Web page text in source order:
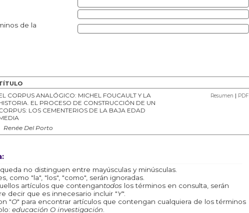
de la
CORPUS ANALÓGICO: MICHEL FOUCAULT Y LA
EL PROCESO DE CONSTRUCCIÓN DE UN
LOS CEMENTERIOS DE LA BAJA EDAD
Renée Del Porto
Resumen | PDF
no distinguen entre mayúsculas y minúsculas.
como "la", "los", "como", serán ignoradas.
artículos que contengantodos los términos en consulta, serán
decir que es innecesario incluir "Y".
"O" para encontrar artículos que contengan cualquiera de los términos
educación O investigación